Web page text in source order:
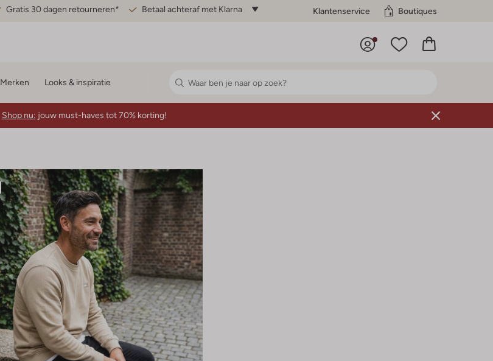
Gratis 30 dagen retourneren* Betaal achteraf met Klarna Klantenservice Boutiques
Merken Looks & inspiratie
Shop nu: jouw must-haves tot 70% korting!